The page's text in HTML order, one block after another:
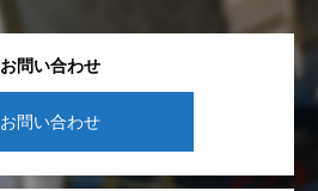
お問い合わせ
お問い合わせ